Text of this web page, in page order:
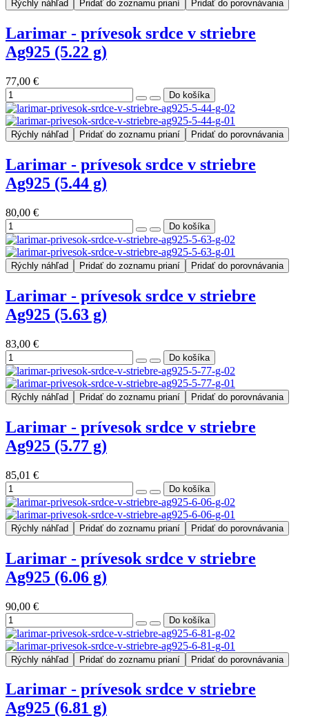
Rýchly náhľad Pridať do zoznamu prianí Pridať do porovnávania
Larimar - prívesok srdce v striebre
Ag925 (5.22 g)
77,00 €
Rýchly náhľad Pridať do zoznamu prianí Pridať do porovnávania
Larimar - prívesok srdce v striebre
Ag925 (5.44 g)
80,00 €
Rýchly náhľad Pridať do zoznamu prianí Pridať do porovnávania
Larimar - prívesok srdce v striebre
Ag925 (5.63 g)
83,00 €
Rýchly náhľad Pridať do zoznamu prianí Pridať do porovnávania
Larimar - prívesok srdce v striebre
Ag925 (5.77 g)
85,01 €
Rýchly náhľad Pridať do zoznamu prianí Pridať do porovnávania
Larimar - prívesok srdce v striebre
Ag925 (6.06 g)
90,00 €
Rýchly náhľad Pridať do zoznamu prianí Pridať do porovnávania
Larimar - prívesok srdce v striebre
Ag925 (6.81 g)